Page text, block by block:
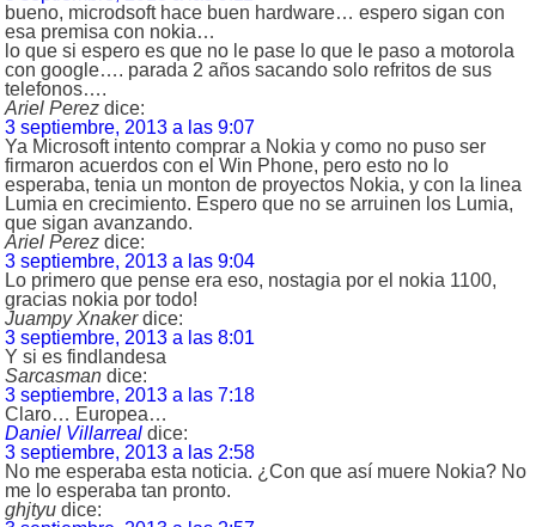
bueno, microdsoft hace buen hardware… espero sigan con
esa premisa con nokia…
lo que si espero es que no le pase lo que le paso a motorola
con google…. parada 2 años sacando solo refritos de sus
telefonos….
Ariel Perez dice:
3 septiembre, 2013 a las 9:07
Ya Microsoft intento comprar a Nokia y como no puso ser
firmaron acuerdos con el Win Phone, pero esto no lo
esperaba, tenia un monton de proyectos Nokia, y con la linea
Lumia en crecimiento. Espero que no se arruinen los Lumia,
que sigan avanzando.
Ariel Perez dice:
3 septiembre, 2013 a las 9:04
Lo primero que pense era eso, nostagia por el nokia 1100,
gracias nokia por todo!
Juampy Xnaker dice:
3 septiembre, 2013 a las 8:01
Y si es findlandesa
Sarcasman dice:
3 septiembre, 2013 a las 7:18
Claro… Europea…
Daniel Villarreal dice:
3 septiembre, 2013 a las 2:58
No me esperaba esta noticia. ¿Con que así muere Nokia? No
me lo esperaba tan pronto.
ghjtyu dice: